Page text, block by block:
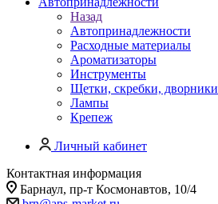
Назад
Автопринадлежности
Расходные материалы
Ароматизаторы
Инструменты
Щетки, скребки, дворники
Лампы
Крепеж
Личный кабинет
Контактная информация
Барнаул, пр-т Космонавтов, 10/4